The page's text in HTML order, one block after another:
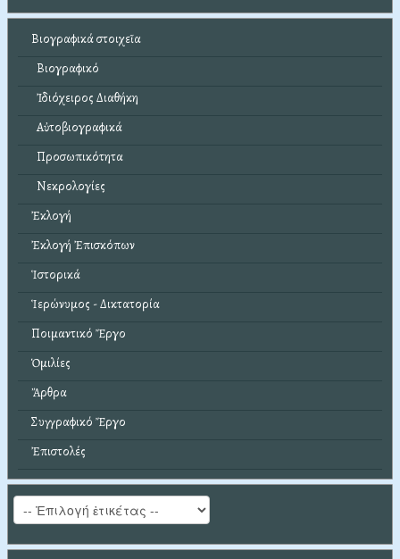
Βιογραφικά στοιχεῖα
Βιογραφικό
Ἰδιόχειρος Διαθήκη
Αὐτοβιογραφικά
Προσωπικότητα
Νεκρολογίες
Ἐκλογή
Ἐκλογή Ἐπισκόπων
Ἱστορικά
Ἱερώνυμος - Δικτατορία
Ποιμαντικό Ἔργο
Ὁμιλίες
Ἄρθρα
Συγγραφικό Ἔργο
Ἐπιστολές